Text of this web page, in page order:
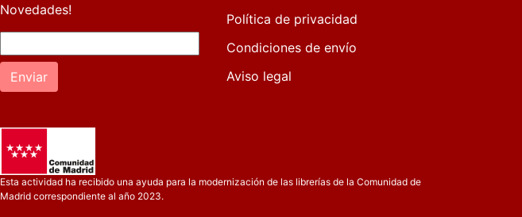
Novedades!
Enviar
Política de privacidad
Condiciones de envío
Aviso legal
Esta actividad ha recibido una ayuda para la modernización de las librerías de la Comunidad de
Madrid correspondiente al año 2023.